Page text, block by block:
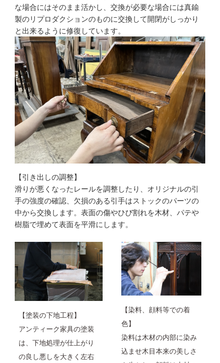
な場合にはそのまま活かし、交換が必要な場合には真鍮
製のリプロダクションのものに交換して開閉がしっかり
と出来るように修復しています。
【引き出しの調整】
滑りが悪くなったレールを調整したり、オリジナルの引
手の強度の確認、欠損のある引手はストックのパーツの
中から交換します。表面の傷やひび割れを木材、パテや
樹脂で埋めて表面を平滑にします。
【塗装の下地工程】
アンティーク家具の塗装
は、下地処理が仕上がり
の良し悪しを大きく左右
【染料、顔料等での着
色】
染料は木材の内部に染み
込ませ木目本来の美しさ